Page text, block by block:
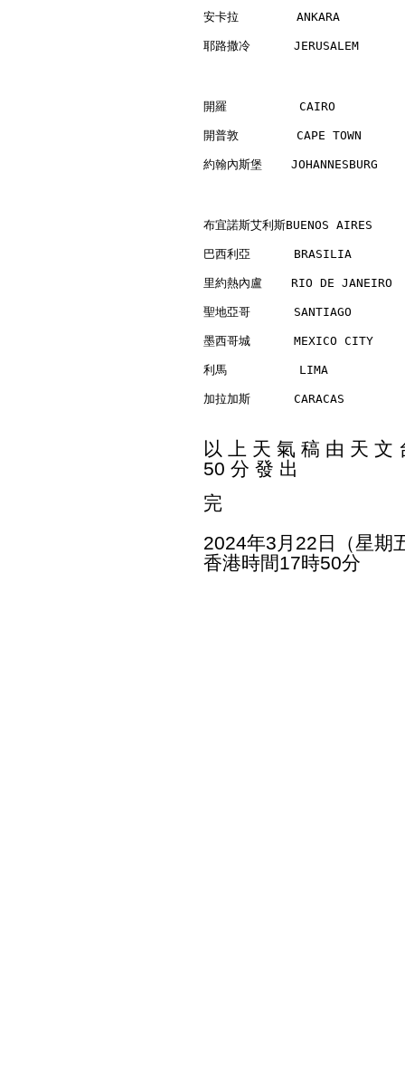
安卡拉        ANKARA
耶路撒冷
開羅          CAIRO
開普敦        CAPE TOWN
約翰內斯堡
布宜諾斯艾利斯BUENOS
巴西利亞      BRASILIA
里約熱內盧    RIO DE
聖地亞哥      SANTIAGO
墨西哥城      MEXICO
利馬          LIMA
加拉加斯      CARACAS
以 上 天 氣 稿 由 天 文
50 分 發 出
完
2024年3月22日（星期
香港時間17時50分